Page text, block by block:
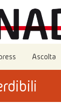
Ascolta